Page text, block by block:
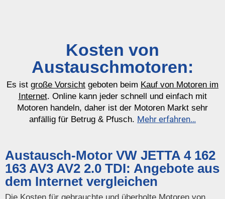
Kosten von
Austauschmotoren:
Es ist große Vorsicht geboten beim Kauf von Motoren im
Internet. Online kann jeder schnell und einfach mit
Motoren handeln, daher ist der Motoren Markt sehr
anfällig für Betrug & Pfusch. Mehr erfahren…
Austausch-Motor VW JETTA 4 162
163 AV3 AV2 2.0 TDI: Angebote aus
dem Internet vergleichen